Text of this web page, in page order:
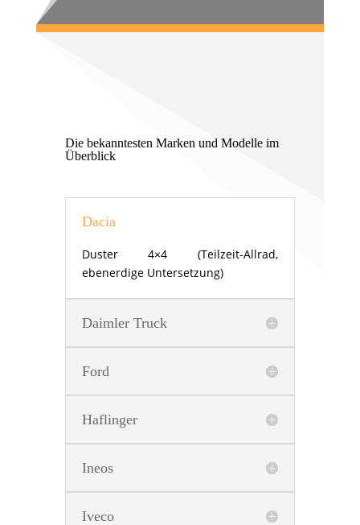
Die bekanntesten Marken und Modelle im
Überblick
Dacia
Duster 4×4 (Teilzeit-Allrad,
ebenerdige Untersetzung)
Daimler Truck
Ford
Haflinger
Ineos
Iveco